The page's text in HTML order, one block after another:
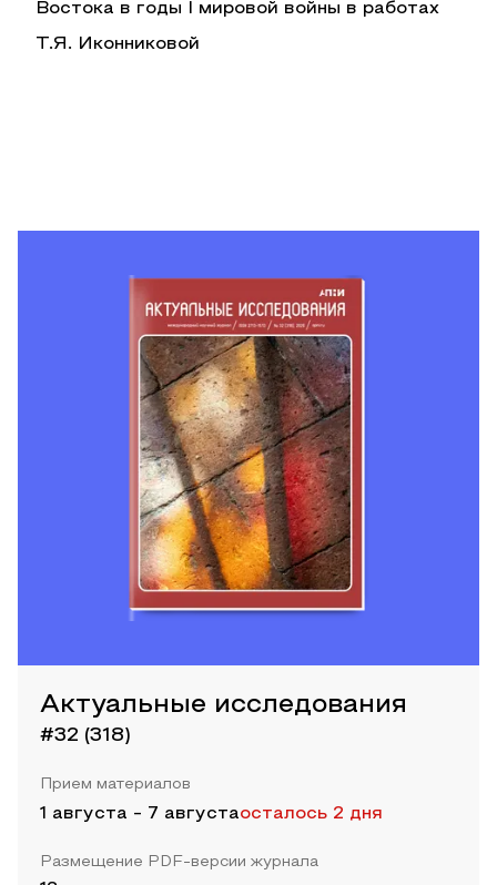
Востока в годы I мировой войны в работах
Т.Я. Иконниковой
Актуальные исследования
#32 (318)
Прием материалов
1 августа - 7 августаосталось 2 дня
Размещение PDF-версии журнала